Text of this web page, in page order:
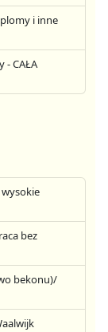
i inne
- CAŁA
bez
bekonu)/